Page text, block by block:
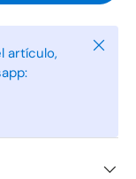
artículo,
Cerrar